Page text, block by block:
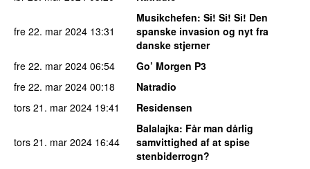
fre 22. mar 2024 13:31
Musikchefen: Si! Si! Si! Den
spanske invasion og nyt fra
danske stjerner
fre 22. mar 2024 06:54
Go’ Morgen P3
fre 22. mar 2024 00:18
Natradio
tors 21. mar 2024 19:41 Residensen
tors 21. mar 2024 16:44
Balalajka: Får man dårlig
samvittighed af at spise
stenbiderrogn?